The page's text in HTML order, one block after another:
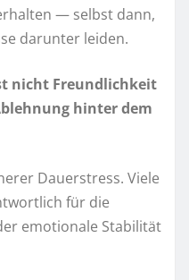
— selbst dann,
darunter leiden.
nicht Freundlichkeit
hinter dem
Dauerstress. Viele
für die
emotionale Stabilität